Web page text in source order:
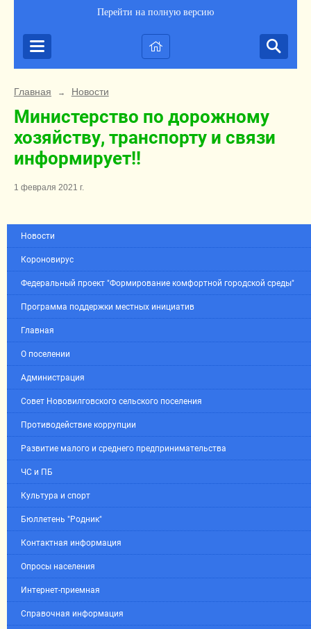
Перейти на полную версию
Главная → Новости
Министерство по дорожному
хозяйству, транспорту и связи
информирует!!
1 февраля 2021 г.
Новости
Короновирус
Федеральный проект "Формирование комфортной городской среды"
Программа поддержки местных инициатив
Главная
О поселении
Администрация
Совет Нововилговского сельского поселения
Противодействие коррупции
Развитие малого и среднего предпринимательства
ЧС и ПБ
Культура и спорт
Бюллетень "Родник"
Контактная информация
Опросы населения
Интернет-приемная
Справочная информация